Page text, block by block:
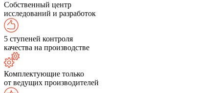
Собственный центр
исследований и разработок
5 ступеней контроля
качества на производстве
Комплектующие только
от ведущих производителей